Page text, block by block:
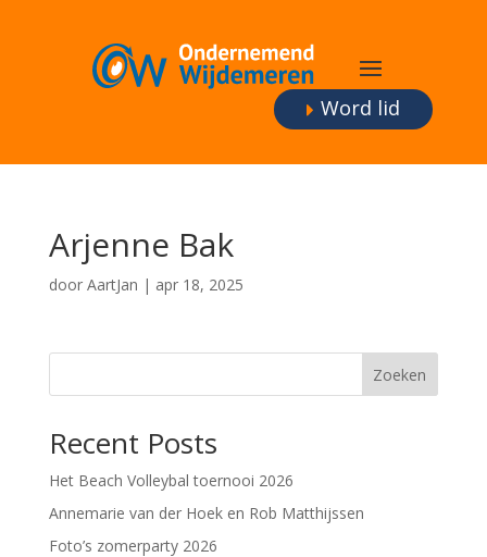
Word lid
Arjenne Bak
door AartJan | apr 18, 2025
Zoeken
Recent Posts
Het Beach Volleybal toernooi 2026
Annemarie van der Hoek en Rob Matthijssen
Foto’s zomerparty 2026